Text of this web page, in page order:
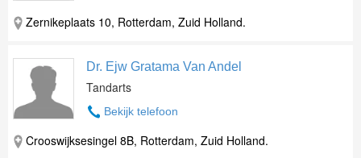
Zernikeplaats 10, Rotterdam, Zuid Holland.
Dr. Ejw Gratama Van Andel
Tandarts
Bekijk telefoon
Crooswijksesingel 8B, Rotterdam, Zuid Holland.